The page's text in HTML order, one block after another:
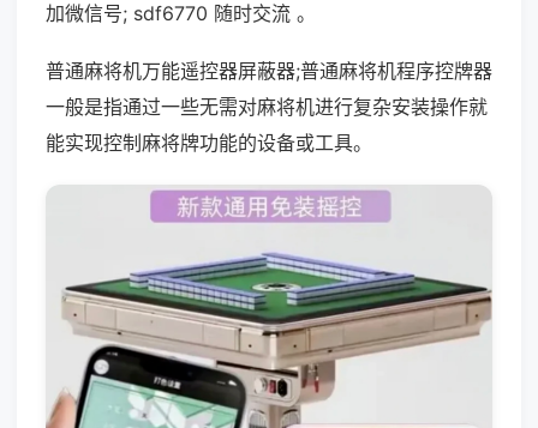
加微信号; sdf6770 随时交流 。
普通麻将机万能遥控器屏蔽器;普通麻将机程序控牌器
一般是指通过一些无需对麻将机进行复杂安装操作就
能实现控制麻将牌功能的设备或工具。